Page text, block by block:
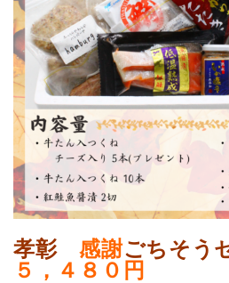
孝彰 感謝ごちそう
５，４８０円